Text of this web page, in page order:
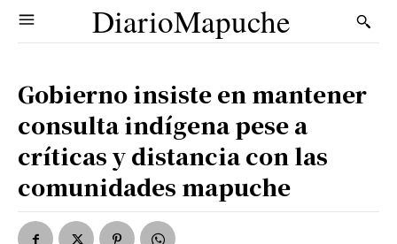
DiarioMapuche
Gobierno insiste en mantener
consulta indígena pese a
críticas y distancia con las
comunidades mapuche